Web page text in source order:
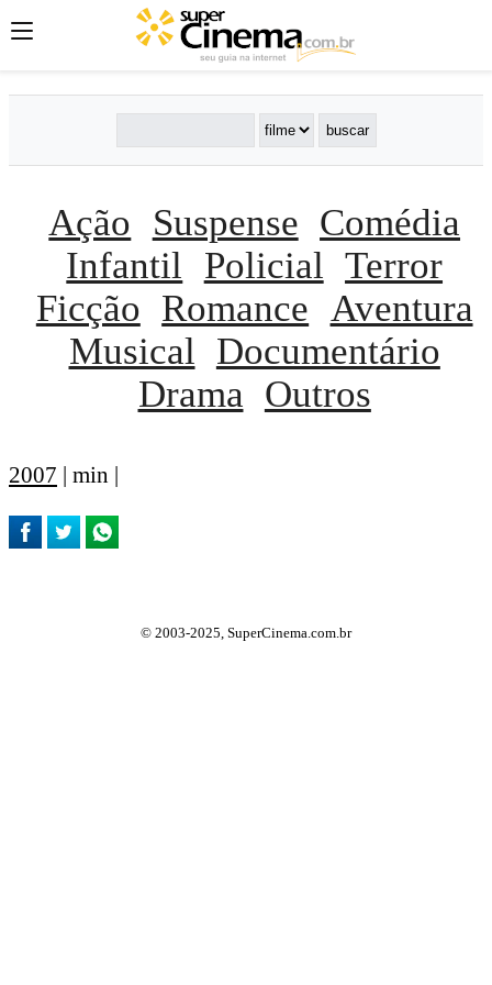
Ação Suspense Comédia
Infantil
Policial Terror
Ficção Romance Aventura
Musical
Documentário
Drama Outros
2007 | min |
© 2003-2025, SuperCinema.com.br